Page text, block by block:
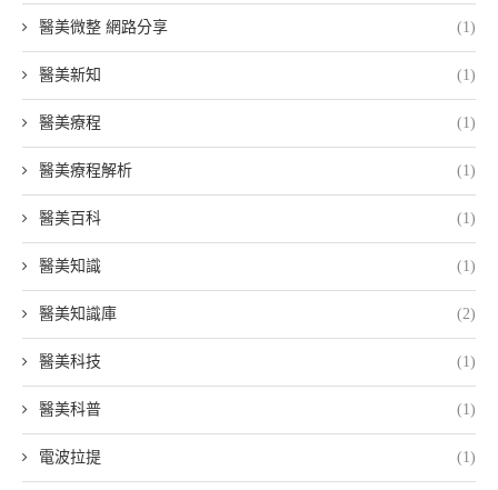
醫美微整 網路分享 (1)
醫美新知 (1)
醫美療程 (1)
醫美療程解析 (1)
醫美百科 (1)
醫美知識 (1)
醫美知識庫 (2)
醫美科技 (1)
醫美科普 (1)
電波拉提 (1)